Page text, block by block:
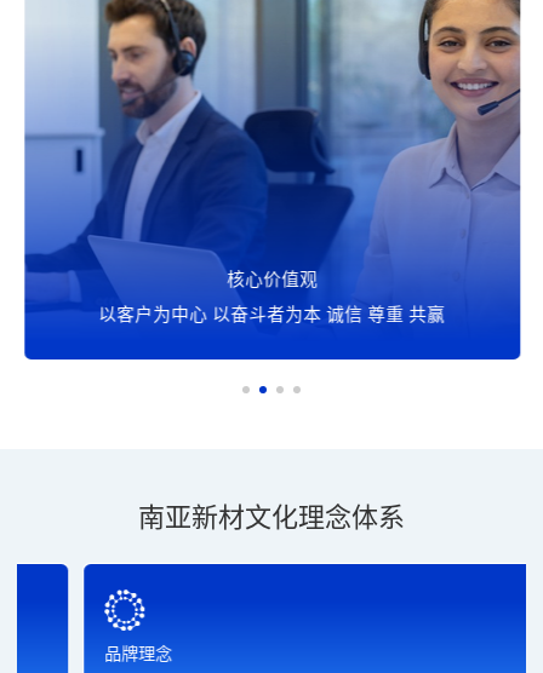
核心价值观
以客户为中心 以奋斗者为本 诚信 尊重 共赢
南亚新材文化理念体系
品牌理念